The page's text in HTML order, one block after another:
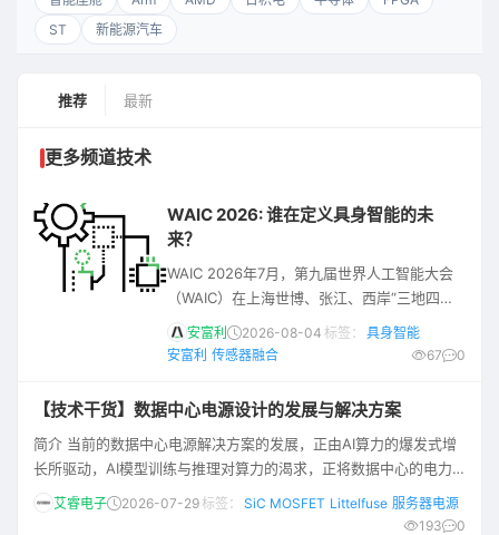
ST
新能源汽车
推荐 最新
更多频道技术
WAIC 2026: 谁在定义具身智能的未
来？
WAIC 2026年7月，第九届世界人工智能大会
（WAIC）在上海世博、张江、西岸“三地四馆”
同步启幕。本届大会释放出一个清晰的产业信
号：AI的竞争已从“单点突破”转向“系统化兑现”
业应用的完整交付能力。 这种转变在H3具身
智能馆中体现得尤为直观。超300台人形机器
人与智能终端同台真机展示，让我们更直观地
安富利 2026-08-04 标签：
具身智能
安富利 传感器融合 67 0
【技术干货】数据中心电源设计的发展与解决方案
简介 当前的数据中心电源解决方案的发展，正由AI算力的爆发式增
长所驱动，AI模型训练与推理对算力的渴求，正将数据中心的电力
消耗推向新高，海量且激增的电力需求，是变革的根本动力，其核
心趋势是向更高压、更高效、更集约化的架构演进。本文将为您介
艾睿电子 2026-07-29标签： SiC MOSFET Littelfuse 服务器电源
193
0